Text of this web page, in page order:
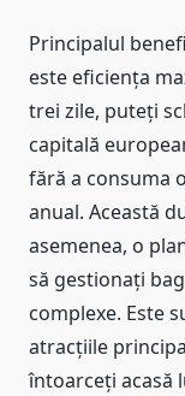
Principalul
este eficiența
trei zile, puteți
capitală
fără a consuma
anual. Această
asemenea, o
să gestionați
complexe. Este
atracțiile
întoarceți acasă